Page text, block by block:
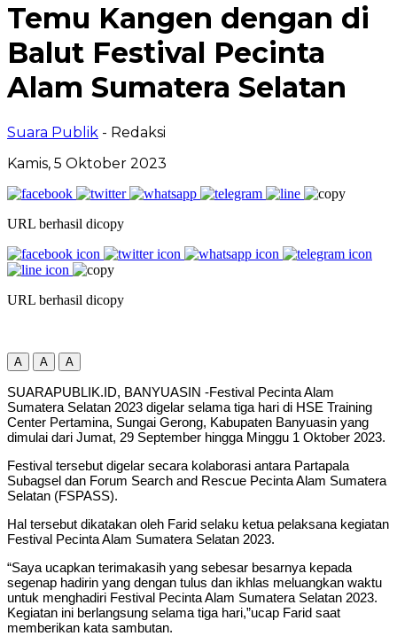
Temu Kangen dengan di
Balut Festival Pecinta
Alam Sumatera Selatan
Suara Publik - Redaksi
Kamis, 5 Oktober 2023
URL berhasil dicopy
URL berhasil dicopy
A A A
SUARAPUBLIK.ID, BANYUASIN -Festival Pecinta Alam
Sumatera Selatan 2023 digelar selama tiga hari di HSE Training
Center Pertamina, Sungai Gerong, Kabupaten Banyuasin yang
dimulai dari Jumat, 29 September hingga Minggu 1 Oktober 2023.
Festival tersebut digelar secara kolaborasi antara Partapala
Subagsel dan Forum Search and Rescue Pecinta Alam Sumatera
Selatan (FSPASS).
Hal tersebut dikatakan oleh Farid selaku ketua pelaksana kegiatan
Festival Pecinta Alam Sumatera Selatan 2023.
“Saya ucapkan terimakasih yang sebesar besarnya kepada
segenap hadirin yang dengan tulus dan ikhlas meluangkan waktu
untuk menghadiri Festival Pecinta Alam Sumatera Selatan 2023.
Kegiatan ini berlangsung selama tiga hari,”ucap Farid saat
memberikan kata sambutan.